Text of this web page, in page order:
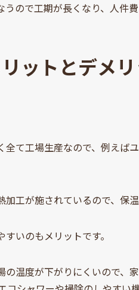
ので工期が長くなり、人件
ットとデメ
て工場生産なので、例えば
工が施されているので、保温
いのもメリットです。
温度が下がりにくいので、